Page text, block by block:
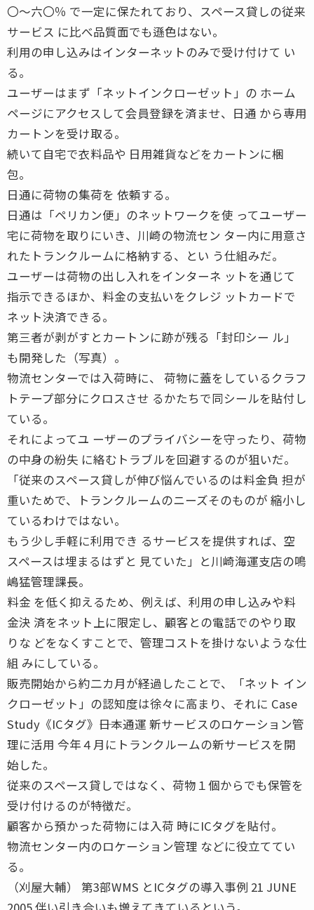
〇〜六〇％ で一定に保たれており、スペース貸しの従来
サービス に比べ品質面でも遜色はない。
利用の申し込みはインターネットのみで受け付けて い
る。
ユーザーはまず「ネットインクローゼット」の ホーム
ページにアクセスして会員登録を済ませ、日通 から専用
カートンを受け取る。
続いて自宅で衣料品や 日用雑貨などをカートンに梱
包。
日通に荷物の集荷を 依頼する。
日通は「ペリカン便」のネットワークを使 ってユーザー
宅に荷物を取りにいき、川崎の物流セン ター内に用意さ
れたトランクルームに格納する、とい う仕組みだ。
ユーザーは荷物の出し入れをインターネ ットを通じて
指示できるほか、料金の支払いをクレジ ットカードで
ネット決済できる。
第三者が剥がすとカートンに跡が残る「封印シー ル」
も開発した（写真）。
物流センターでは入荷時に、 荷物に蓋をしているクラフ
トテープ部分にクロスさせ るかたちで同シールを貼付し
ている。
それによってユ ーザーのプライバシーを守ったり、荷物
の中身の紛失 に絡むトラブルを回避するのが狙いだ。
「従来のスペース貸しが伸び悩んでいるのは料金負 担が
重いためで、トランクルームのニーズそのものが 縮小し
ているわけではない。
もう少し手軽に利用でき るサービスを提供すれば、空
スペースは埋まるはずと 見ていた」と川崎海運支店の鳴
嶋猛管理課長。
料金 を低く抑えるため、例えば、利用の申し込みや料
金決 済をネット上に限定し、顧客との電話でのやり取
りな どをなくすことで、管理コストを掛けないような仕
組 みにしている。
販売開始から約二カ月が経過したことで、「ネット イン
クローゼット」の認知度は徐々に高まり、それに Case
Study《ICタグ》――日本通運 新サービスのロケーション管
理に活用 今年４月にトランクルームの新サービスを開
始した。
従来のスペース貸しではなく、荷物１個からでも保管を
受け付けるのが特徴だ。
顧客から預かった荷物には入荷 時にICタグを貼付。
物流センター内のロケーション管理 などに役立ててい
る。
（刈屋大輔） 第3部WMS とICタグの導入事例 21 JUNE